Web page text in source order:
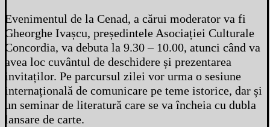
Evenimentul de la Cenad, a cărui moderator va fi
Gheorghe Ivașcu, președintele Asociației Culturale
Concordia, va debuta la 9.30 – 10.00, atunci când va
avea loc cuvântul de deschidere și prezentarea
invitaților. Pe parcursul zilei vor urma o sesiune
internațională de comunicare pe teme istorice, dar și
un seminar de literatură care se va încheia cu dubla
lansare de carte.